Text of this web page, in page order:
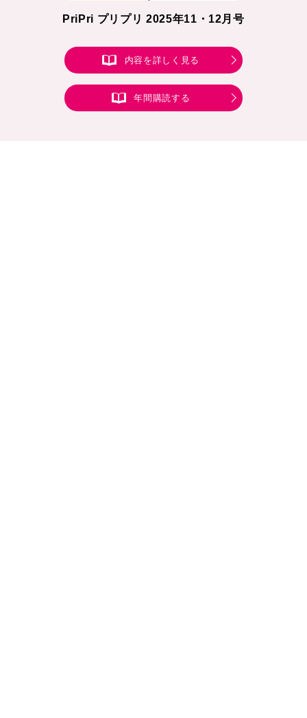
PriPri プリプリ 2025年11・12月号
内容を詳しく見る
年間購読する